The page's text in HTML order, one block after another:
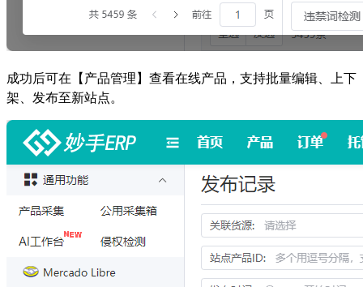
成功后可在【产品管理】查看在线产品，支持批量编辑、上下
架、发布至新站点。